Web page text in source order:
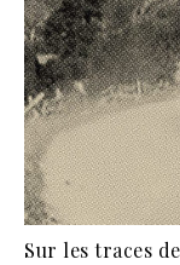
Sur les traces